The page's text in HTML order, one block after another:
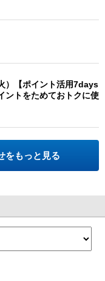
【ポイント活用7days
ントをためておトクに使
をもっと見る